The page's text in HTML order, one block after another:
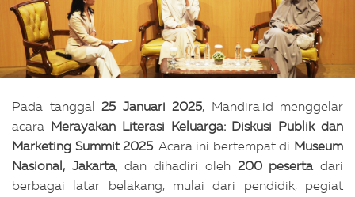
Pada tanggal 25 Januari 2025, Mandira.id menggelar
acara Merayakan Literasi Keluarga: Diskusi Publik dan
Marketing Summit 2025. Acara ini bertempat di Museum
Nasional, Jakarta, dan dihadiri oleh 200 pesertadari
berbagai latar belakang, mulai dari pendidik, pegiat